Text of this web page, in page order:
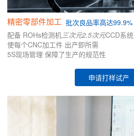
精密零部件加工 批次良品率高达99.9%
配备 ROHs检测机三次元2.5次元CCD系统
使每个CNC加工件 出产即所需
5S现场管理 保障了生产的规范性
申请打样试产